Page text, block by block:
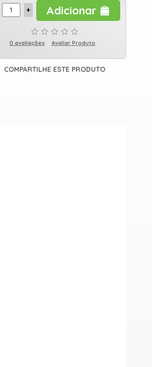
Adicionar
0 avaliações Avaliar Produto
COMPARTILHE ESTE PRODUTO